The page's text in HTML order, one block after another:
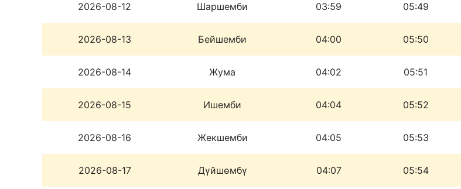
2026-08-12 Шаршемби 03:59 05:49
2026-08-13 Бейшемби 04:00 05:50
2026-08-14 Жума 04:02 05:51
2026-08-15 Ишемби 04:04 05:52
2026-08-16 Жекшемби 04:05 05:53
2026-08-17 Дүйшөмбү 04:07 05:54